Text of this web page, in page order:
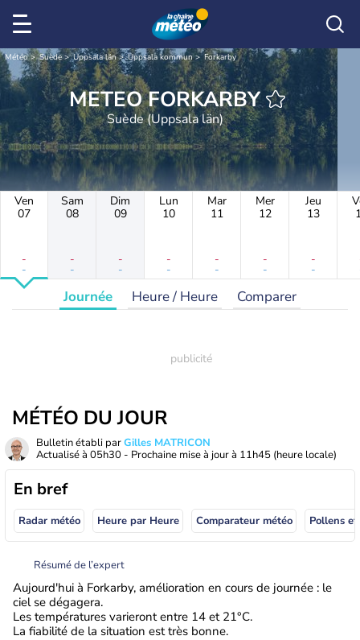
Météo Suède Uppsala län Uppsala kommun Forkarby
METEO FORKARBY
Suède (Uppsala län)
Ven
07
-
-
Sam
08
-
-
Dim
09
-
-
Lun
10
-
-
Mar
11
-
-
Mer
12
-
-
Jeu
13
-
-
Journée Heure / Heure Comparer
MÉTÉO DU JOUR
Bulletin établi parGilles MATRICON
Actualisé à 05h30 - Prochaine mise à jour à 11h45 (heure locale)
En bref
Radar météo Heure par Heure Comparateur météo Pollens
Résumé de l’expert
Aujourd'hui à Forkarby, amélioration en cours de journée : le
ciel se dégagera.
Les températures varieront entre 14 et 21°C.
La fiabilité de la situation est très bonne.